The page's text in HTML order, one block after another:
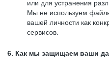
или для устранения
Мы не используем
вашей личности как
сервисов.
6. Как мы защищаем ваши